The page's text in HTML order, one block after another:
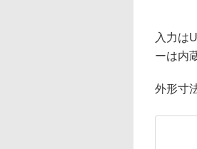
入力は
ーは内
外形寸